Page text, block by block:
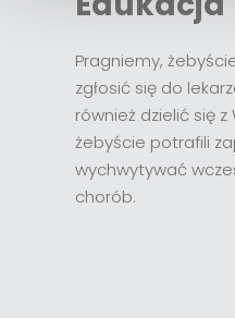
Pragniemy,
zgłosić się do
również dzielić się
żebyście potrafili
wychwytywać
chorób.